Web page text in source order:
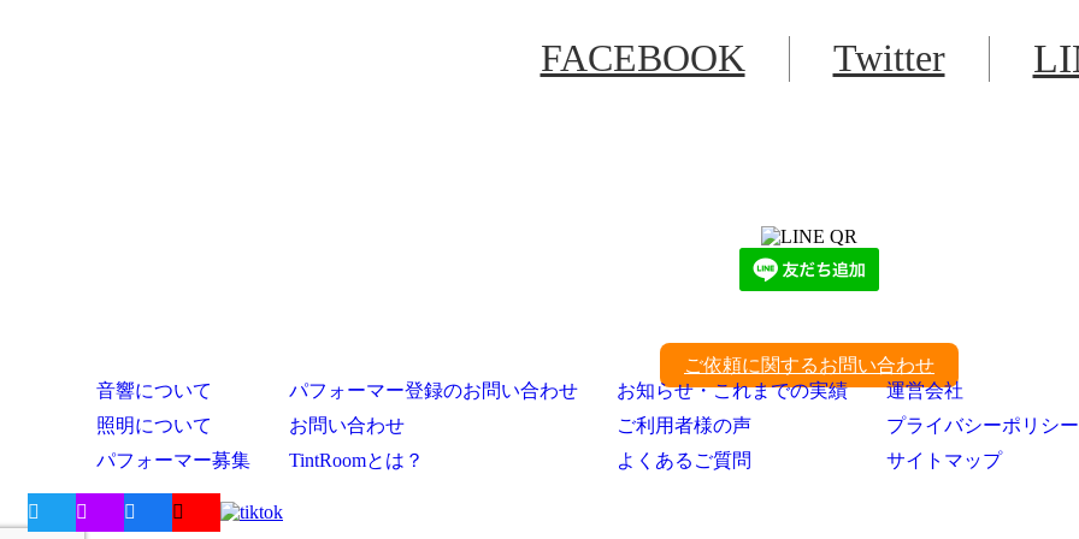
FACEBOOK Twitter
ご依頼に関するお問い合わせ
音響について
照明について
パフォーマー募集
パフォーマー登録のお問い合わせ
お問い合わせ
TintRoomとは？
お知らせ・これまでの実績
ご利用者様の声
よくあるご質問
運営会社
プライバシーポリシー
サイトマップ